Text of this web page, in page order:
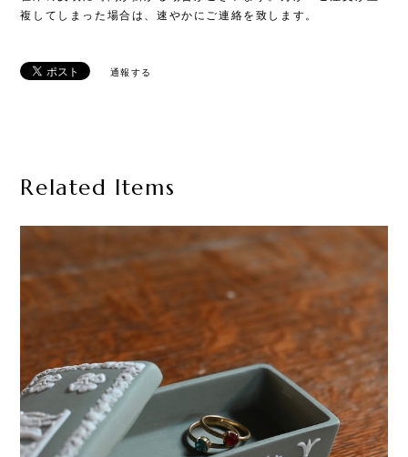
複してしまった場合は、速やかにご連絡を致します。
通報する
Related Items